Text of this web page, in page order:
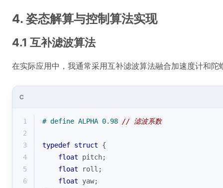
4. 姿态解算与控制算法实现
4.1 互补滤波算法
在实际应用中，我通常采用互补滤波算法融合加速度计和陀
C
1 # define ALPHA 0.98 // 滤波系数
2
3
typedef struct {
4
float pitch;
5
float roll;
6
float yaw;